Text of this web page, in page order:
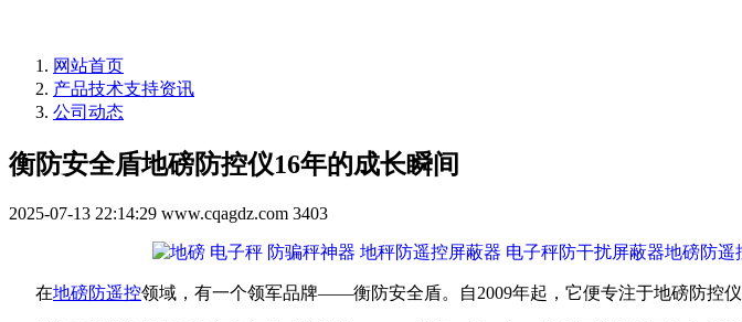
网站首页
产品技术支持资讯
公司动态
衡防安全盾地磅防控仪16年的成长瞬间
2025-07-13 22:14:29 www.cqagdz.com 3403
在地磅防遥控领域，有一个领军品牌——衡防安全盾。自2009年起，它便专注于地磅防控